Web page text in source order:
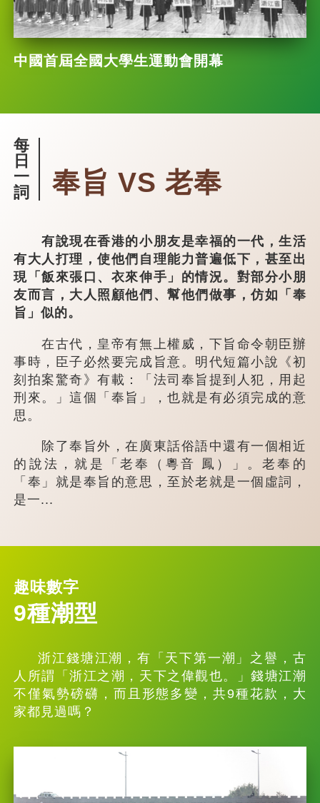
中國首屆全國大學生運動會開幕
每
日
一
詞
奉旨 VS 老奉
有說現在香港的小朋友是幸福的一代，生活
有大人打理，使他們自理能力普遍低下，甚至出
現「飯來張口、衣來伸手」的情況。對部分小朋
友而言，大人照顧他們、幫他們做事，仿如「奉
旨」似的。
在古代，皇帝有無上權威，下旨命令朝臣辦
事時，臣子必然要完成旨意。明代短篇小說《初
刻拍案驚奇》有載：「法司奉旨提到人犯，用起
刑來。」這個「奉旨」，也就是有必須完成的意
思。
除了奉旨外，在廣東話俗語中還有一個相近
的說法，就是「老奉（粵音 鳳）」。老奉的
「奉」就是奉旨的意思，至於老就是一個虛詞，
是一...
趣味數字
9種潮型
浙江錢塘江潮，有「天下第一潮」之譽，古
人所謂「浙江之潮，天下之偉觀也。」錢塘江潮
不僅氣勢磅礴，而且形態多變，共9種花款，大
家都見過嗎？